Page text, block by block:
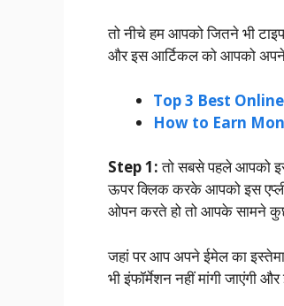
तो नीचे हम आपको जितने भी
और इस आर्टिकल को आपको अपने
Top 3 Best
How to Earn
Step 1:तो सबसे पहले आपको
ऊपर क्लिक करके आपको इस
ओपन करते हो तो आपके सामने
जहां पर आप अपने ईमेल का
भी इंफॉर्मेशन नहीं मांगी जाएंगी